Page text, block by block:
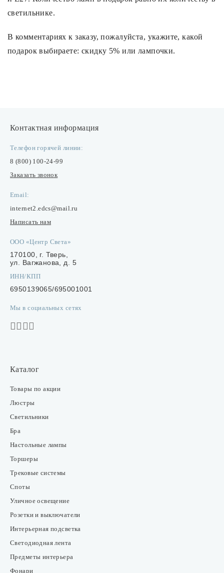
Светодиодная лента
Предметы интерьера
Каталог
Акции
О нас
Бренды
База знаний
светильнике.
В комментариях к заказу, пожалуйста, укажите, какой
подарок выбираете: скидку 5% или лампочки.
Контактная информация
Телефон горячей линии:
8 (800) 100-24-99
Заказать звонок
Email:
internet2.edcs@mail.ru
Написать нам
ООО «Центр Света»
170100, г. Тверь,
ул. Вагжанова, д. 5
ИНН/КПП
6950139065/695001001
Мы в социальных сетях
Каталог
Товары по акции
Люстры
Светильники
Бра
Настольные лампы
Торшеры
Трековые системы
Споты
Уличное освещение
Розетки и выключатели
Интерьерная подсветка
Светодиодная лента
Предметы интерьера
Фонари